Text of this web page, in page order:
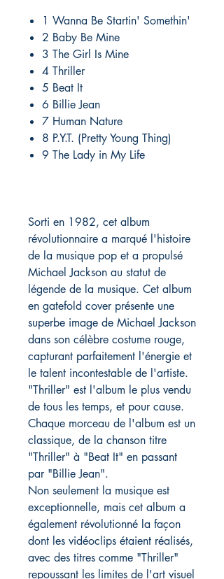
1 Wanna Be Startin' Somethin'
2 Baby Be Mine
3 The Girl Is Mine
4 Thriller
5 Beat It
6 Billie Jean
7 Human Nature
8 P.Y.T. (Pretty Young Thing)
9 The Lady in My Life
Sorti en 1982, cet album
révolutionnaire a marqué l'histoire
de la musique pop et a propulsé
Michael Jackson au statut de
légende de la musique. Cet album
en gatefold cover présente une
superbe image de Michael Jackson
dans son célèbre costume rouge,
capturant parfaitement l'énergie et
le talent incontestable de l'artiste.
"Thriller" est l'album le plus vendu
de tous les temps, et pour cause.
Chaque morceau de l'album est un
classique, de la chanson titre
"Thriller" à "Beat It" en passant
par "Billie Jean".
Non seulement la musique est
exceptionnelle, mais cet album a
également révolutionné la façon
dont les vidéoclips étaient réalisés,
avec des titres comme "Thriller"
repoussant les limites de l'art visuel